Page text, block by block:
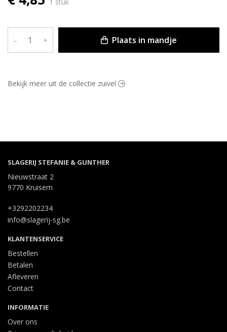
1 stuk
– + Plaats in mandje
Bekijk meer uit de collectie zuivel
SLAGERIJ STEFANIE & GUNTHER
Nieuwstraat 2
9770 Kruisem
+3292202234
info@slagerij-sg.be
KLANTENSERVICE
Bestellen
Betalen
Afleveren
Contact
INFORMATIE
Over ons